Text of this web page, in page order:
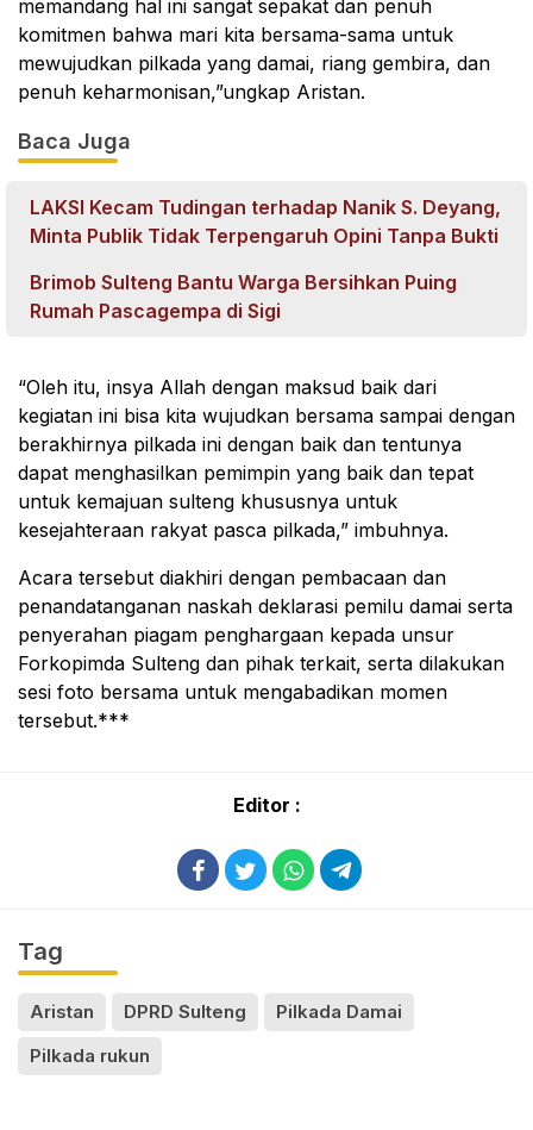
memandang hal ini sangat sepakat dan penuh
komitmen bahwa mari kita bersama-sama untuk
mewujudkan pilkada yang damai, riang gembira, dan
penuh keharmonisan,”ungkap Aristan.
Baca Juga
LAKSI Kecam Tudingan terhadap Nanik S. Deyang,
Minta Publik Tidak Terpengaruh Opini Tanpa Bukti
Brimob Sulteng Bantu Warga Bersihkan Puing
Rumah Pascagempa di Sigi
“Oleh itu, insya Allah dengan maksud baik dari
kegiatan ini bisa kita wujudkan bersama sampai dengan
berakhirnya pilkada ini dengan baik dan tentunya
dapat menghasilkan pemimpin yang baik dan tepat
untuk kemajuan sulteng khususnya untuk
kesejahteraan rakyat pasca pilkada,” imbuhnya.
Acara tersebut diakhiri dengan pembacaan dan
penandatanganan naskah deklarasi pemilu damai serta
penyerahan piagam penghargaan kepada unsur
Forkopimda Sulteng dan pihak terkait, serta dilakukan
sesi foto bersama untuk mengabadikan momen
tersebut.***
Editor :
Tag
Aristan DPRD Sulteng
Pilkada Damai
Pilkada rukun